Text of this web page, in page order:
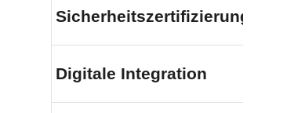
Sicherheitszertifizierung
Digitale Integration